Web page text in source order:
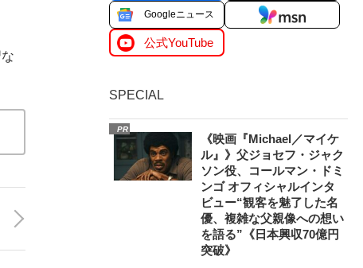
Googleニュース
公式YouTube
SPECIAL
PR
《映画『Michael／マイケ
ル』》父ジョセフ・ジャク
ソン役、コールマン・ドミ
ンゴ オフィシャルインタ
ビュー“観客を魅了した名
優、複雑な父親像への想い
を語る”《日本興収70億円
突破》